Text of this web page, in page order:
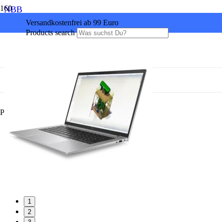
Versandkostenfrei ab 99 Euro
Products search
Produkt wurde Ihrem Warenkorb hinzugefügt.
NBB
1
2